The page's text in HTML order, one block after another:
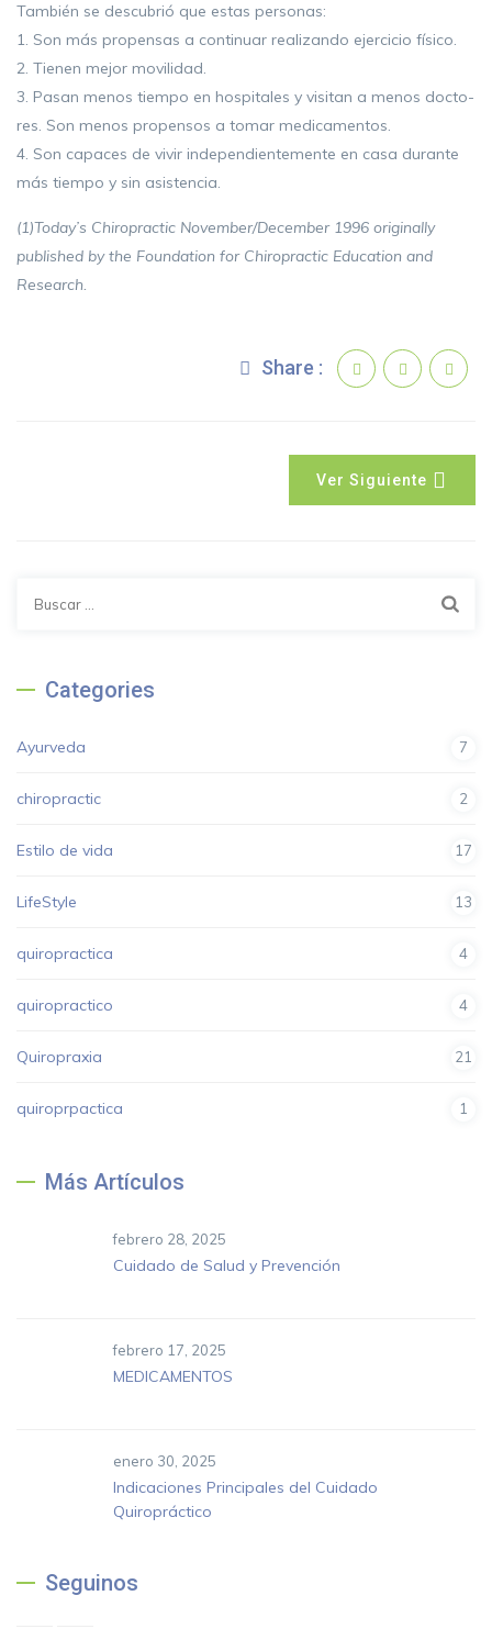
También se descubrió que estas personas:
1. Son más propensas a continuar realizando ejercicio físico.
2. Tienen mejor movilidad.
3. Pasan menos tiempo en hospitales y visitan a menos docto-
res. Son menos propensos a tomar medicamentos.
4. Son capaces de vivir independientemente en casa durante
más tiempo y sin asistencia.
(1)Today’s Chiropractic November/December 1996 originally
published by the Foundation for Chiropractic Education and
Research.
Share :
Ver Siguiente
Categories
Ayurveda 7
chiropractic 2
Estilo de vida 17
LifeStyle 13
quiropractica 4
quiropractico 4
Quiropraxia 21
quiroprpactica 1
Más Artículos
febrero 28, 2025
Cuidado de Salud y Prevención
febrero 17, 2025
MEDICAMENTOS
enero 30, 2025
Indicaciones Principales del Cuidado
Quiropráctico
Seguinos